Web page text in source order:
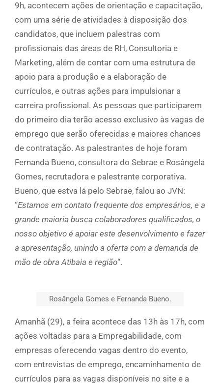
9h, acontecem ações de orientação e capacitação,
com uma série de atividades à disposição dos
candidatos, que incluem palestras com
profissionais das áreas de RH, Consultoria e
Marketing, além de contar com uma estrutura de
apoio para a produção e a elaboração de
currículos, e outras ações para impulsionar a
carreira profissional. As pessoas que participarem
do primeiro dia terão acesso exclusivo às vagas de
emprego que serão oferecidas e maiores chances
de contratação. As palestrantes de hoje foram
Fernanda Bueno, consultora do Sebrae e Rosângela
Gomes, recrutadora e palestrante corporativa.
Bueno, que estva lá pelo Sebrae, falou ao JVN:
“Estamos em contato frequente dos empresários, e a
grande maioria busca colaboradores qualificados, o
nosso objetivo é apoiar este desenvolvimento e fazer
a apresentação, unindo a oferta com a demanda de
mão de obra Atibaia e região“.
Rosângela Gomes e Fernanda Bueno.
Amanhã (29), a feira acontece das 13h às 17h, com
ações voltadas para a Empregabilidade, com
empresas oferecendo vagas dentro do evento,
com entrevistas de emprego, encaminhamento de
currículos para as vagas disponíveis no site e a